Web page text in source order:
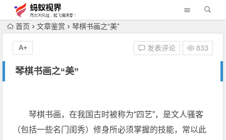
首页 文章鉴赏 琴棋书画之“美”
琴棋书画之“美”
发表评论 833
A+
琴棋书画，在我国古时被称为“四艺”，是文人骚客
（包括一些名门闺秀）修身所必须掌握的技能，常以此